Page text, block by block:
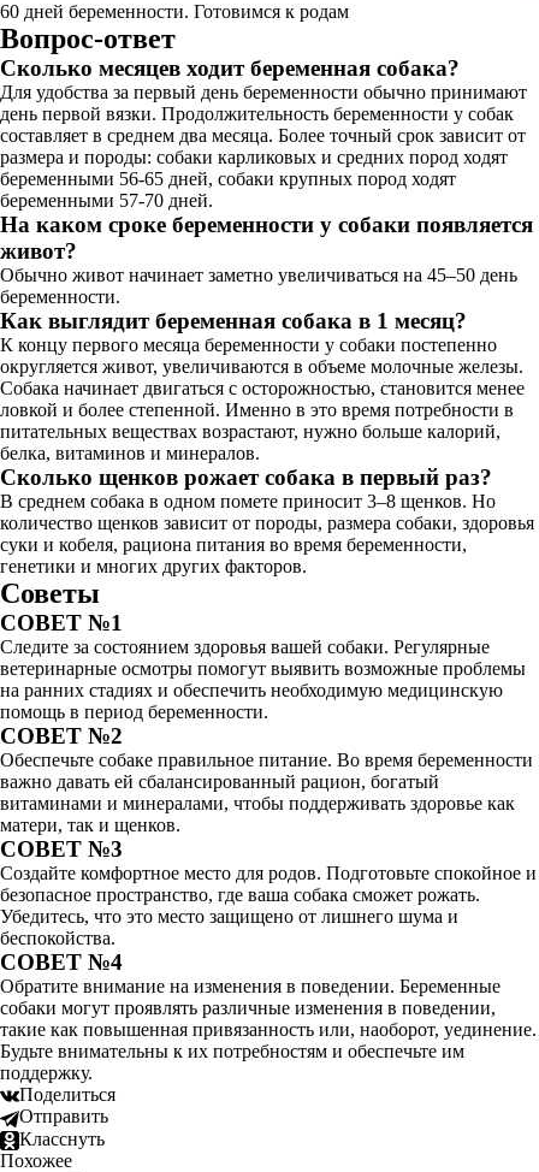
60 дней беременности. Готовимся к родам
Вопрос-ответ
Сколько месяцев ходит беременная собака?
Для удобства за первый день беременности обычно принимают
день первой вязки. Продолжительность беременности у собак
составляет в среднем два месяца. Более точный срок зависит от
размера и породы: собаки карликовых и средних пород ходят
беременными 56-65 дней, собаки крупных пород ходят
беременными 57-70 дней.
На каком сроке беременности у собаки появляется
живот?
Обычно живот начинает заметно увеличиваться на 45–50 день
беременности.
Как выглядит беременная собака в 1 месяц?
К концу первого месяца беременности у собаки постепенно
округляется живот, увеличиваются в объеме молочные железы.
Собака начинает двигаться с осторожностью, становится менее
ловкой и более степенной. Именно в это время потребности в
питательных веществах возрастают, нужно больше калорий,
белка, витаминов и минералов.
Сколько щенков рожает собака в первый раз?
В среднем собака в одном помете приносит 3–8 щенков. Но
количество щенков зависит от породы, размера собаки, здоровья
суки и кобеля, рациона питания во время беременности,
генетики и многих других факторов.
Советы
СОВЕТ №1
Следите за состоянием здоровья вашей собаки. Регулярные
ветеринарные осмотры помогут выявить возможные проблемы
на ранних стадиях и обеспечить необходимую медицинскую
помощь в период беременности.
СОВЕТ №2
Обеспечьте собаке правильное питание. Во время беременности
важно давать ей сбалансированный рацион, богатый
витаминами и минералами, чтобы поддерживать здоровье как
матери, так и щенков.
СОВЕТ №3
Создайте комфортное место для родов. Подготовьте спокойное и
безопасное пространство, где ваша собака сможет рожать.
Убедитесь, что это место защищено от лишнего шума и
беспокойства.
СОВЕТ №4
Обратите внимание на изменения в поведении. Беременные
собаки могут проявлять различные изменения в поведении,
такие как повышенная привязанность или, наоборот, уединение.
Будьте внимательны к их потребностям и обеспечьте им
поддержку.
Поделиться
Отправить
Класснуть
Похожее